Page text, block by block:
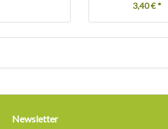
3,40 € *
Newsletter